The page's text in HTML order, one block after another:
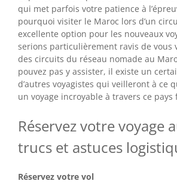
qui met parfois votre patience à
pourquoi visiter le Maroc lors d’un
excellente option pour les nouveaux
serions particulièrement ravis de vous
des circuits du réseau nomade au
pouvez pas y assister, il existe un
d’autres voyagistes qui veilleront à ce
un voyage incroyable à travers ce pays
Réservez votre voyage
trucs et astuces
Réservez votre vol